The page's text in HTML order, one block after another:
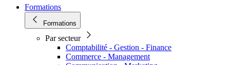
Formations
Formations
Par secteur
Comptabilité - Gestion - Finance
Commerce - Management